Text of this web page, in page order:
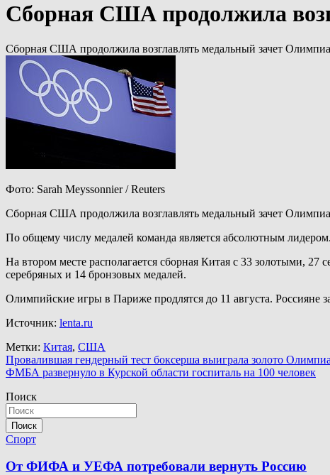
Сборная США продолжила
Сборная США продолжила возглавлять медальный зачет
Фото: Sarah Meyssonnier / Reuters
Сборная США продолжила возглавлять медальный зачет
По общему числу медалей команда является абсолютным
На втором месте располагается сборная Китая с 33 золотыми,
серебряных и 14 бронзовых медалей.
Олимпийские игры в Париже продлятся до 11 августа. Россияне
Источник: lenta.ru
Метки: Китая, США
Навигация
по
записям
Провалившая гендерный тест боксерша выиграла золото
ФМБА развернуло в Курской области госпиталь на 100 человек
Поиск
Поиск
Спорт
От ФИФА и УЕФА потребовали вернуть Россию